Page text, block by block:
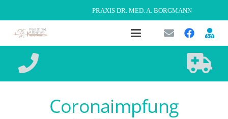
PRAXIS DR. MED. A. BORGMANN
Coronaimpfung